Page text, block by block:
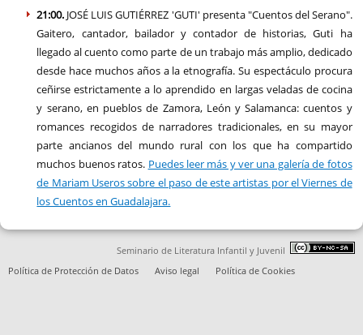
21:00. JOSÉ LUIS GUTIÉRREZ 'GUTI' presenta "Cuentos del Serano".
Gaitero, cantador, bailador y contador de historias, Guti ha
llegado al cuento como parte de un trabajo más amplio, dedicado
desde hace muchos años a la etnografía. Su espectáculo procura
ceñirse estrictamente a lo aprendido en largas veladas de cocina
y serano, en pueblos de Zamora, León y Salamanca: cuentos y
romances recogidos de narradores tradicionales, en su mayor
parte ancianos del mundo rural con los que ha compartido
muchos buenos ratos. Puedes leer más y ver una galería de fotos
de Mariam Useros sobre el paso de este artistas por el Viernes de
los Cuentos en Guadalajara.
Seminario de Literatura Infantil y Juvenil
Política de Protección de Datos
Aviso legal Política de Cookies